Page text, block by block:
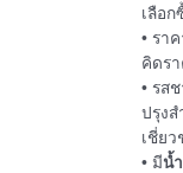
เลือ
• รา
คิดร
• รส
ปรุงส
เชี่ย
• มีน้